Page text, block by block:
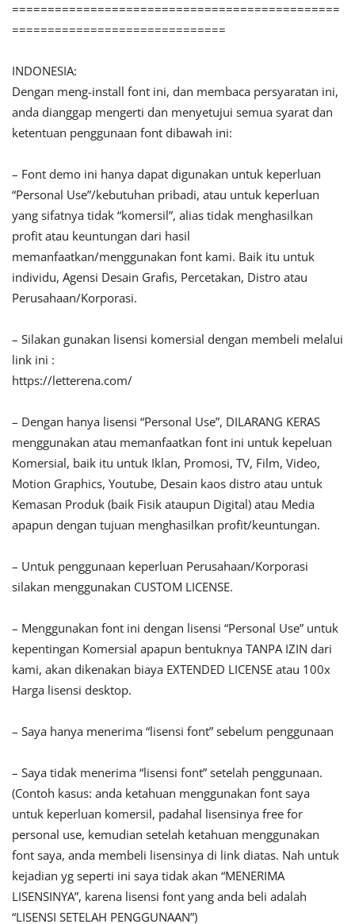
==============================================
==============================
INDONESIA:
Dengan meng-install font ini, dan membaca persyaratan ini,
anda dianggap mengerti dan menyetujui semua syarat dan
ketentuan penggunaan font dibawah ini:
– Font demo ini hanya dapat digunakan untuk keperluan
“Personal Use”/kebutuhan pribadi, atau untuk keperluan
yang sifatnya tidak “komersil”, alias tidak menghasilkan
profit atau keuntungan dari hasil
memanfaatkan/menggunakan font kami. Baik itu untuk
individu, Agensi Desain Grafis, Percetakan, Distro atau
Perusahaan/Korporasi.
– Silakan gunakan lisensi komersial dengan membeli melalui
link ini :
https://letterena.com/
– Dengan hanya lisensi “Personal Use”, DILARANG KERAS
menggunakan atau memanfaatkan font ini untuk kepeluan
Komersial, baik itu untuk Iklan, Promosi, TV, Film, Video,
Motion Graphics, Youtube, Desain kaos distro atau untuk
Kemasan Produk (baik Fisik ataupun Digital) atau Media
apapun dengan tujuan menghasilkan profit/keuntungan.
– Untuk penggunaan keperluan Perusahaan/Korporasi
silakan menggunakan CUSTOM LICENSE.
– Menggunakan font ini dengan lisensi “Personal Use” untuk
kepentingan Komersial apapun bentuknya TANPA IZIN dari
kami, akan dikenakan biaya EXTENDED LICENSE atau 100x
Harga lisensi desktop.
– Saya hanya menerima “lisensi font” sebelum penggunaan
– Saya tidak menerima “lisensi font” setelah penggunaan.
(Contoh kasus: anda ketahuan menggunakan font saya
untuk keperluan komersil, padahal lisensinya free for
personal use, kemudian setelah ketahuan menggunakan
font saya, anda membeli lisensinya di link diatas. Nah untuk
kejadian yg seperti ini saya tidak akan “MENERIMA
LISENSINYA”, karena lisensi font yang anda beli adalah
“LISENSI SETELAH PENGGUNAAN”)